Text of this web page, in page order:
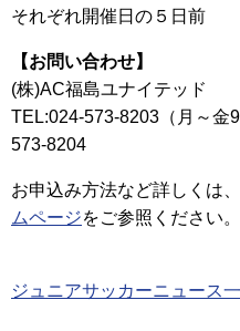
それぞれ開催日の５日前
【お問い合わせ】
(株)AC福島ユナイテッド
TEL:024-573-8203（月～金
573-8204
お申込み方法など詳しくは、
ムページをご参照ください。
ジュニアサッカーニュース